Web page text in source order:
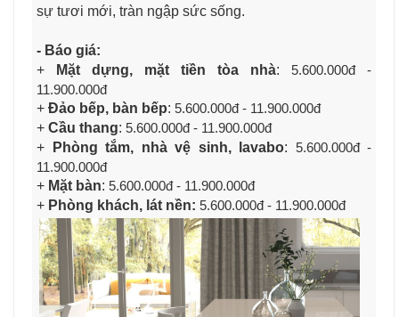
sự tươi mới, tràn ngập sức sống.
- Báo giá:
+
Mặt dựng, mặt tiền tòa nhà: 5.600.000đ -
11.900.000đ
+ Đảo bếp, bàn bếp: 5.600.000đ - 11.900.000đ
+ Cầu thang: 5.600.000đ - 11.900.000đ
+
Phòng tắm, nhà vệ sinh, lavabo: 5.600.000đ -
11.900.000đ
+ Mặt bàn: 5.600.000đ - 11.900.000đ
+ Phòng khách, lát nền: 5.600.000đ - 11.900.000đ